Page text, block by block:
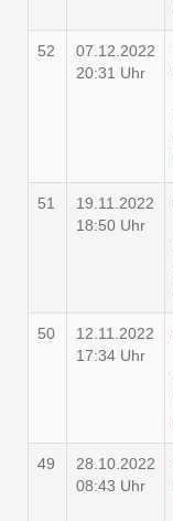
52
07.12.2022
20:31 Uhr
51
19.11.2022
18:50 Uhr
50
12.11.2022
17:34 Uhr
49
28.10.2022
08:43 Uhr